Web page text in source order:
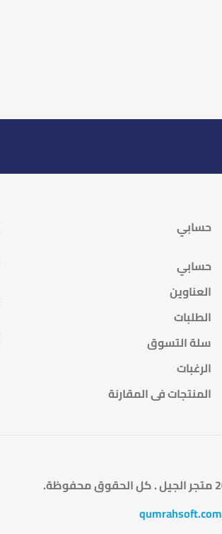
حسابي
حسابي
العناوين
الطلبات
سلة التسوق
الرغبات
المنتجات فى المقارنة
qumrahsoft.com